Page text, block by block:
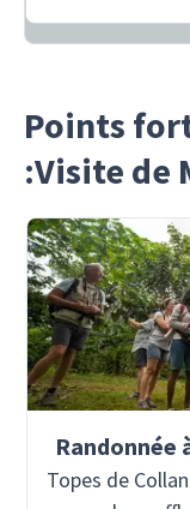
Points
:Visite de
Randonnée
Topes de